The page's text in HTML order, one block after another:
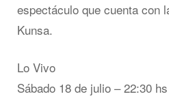
espectáculo que cuenta con
Kunsa.
Lo Vivo
Sábado 18 de julio – 22:30 hs